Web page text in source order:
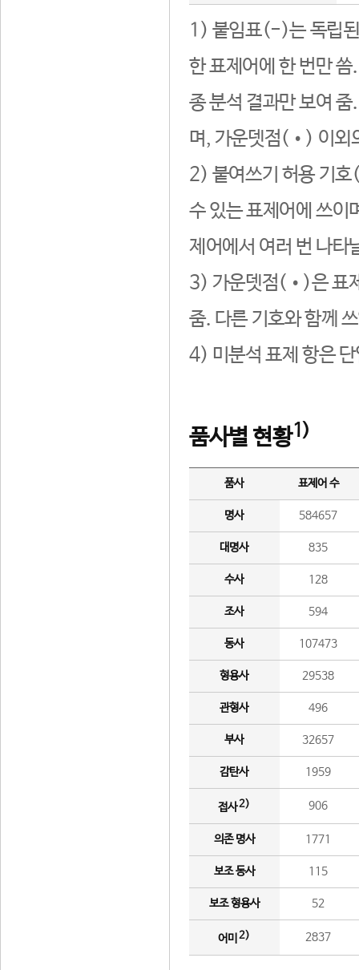
1) 붙임표(-)는 독립된
한 표제어에 한 번만
종 분석 결과만 보여
며, 가운뎃점(•) 이외
2) 붙여쓰기 허용 기호
수 있는 표제어에 쓰이
제어에서 여러 번 나타
3) 가운뎃점(•)은 표
줌. 다른 기호와 함께
4) 미분석 표제 항은
품사별 현황1)
품사 표제어 수
명사 584657
대명사 835
수사 128
조사 594
동사 107473
형용사 29538
관형사 496
부사 32657
감탄사 1959
접사2) 906
의존 명사 1771
보조 동사 115
보조 형용사 52
어미 2) 2837